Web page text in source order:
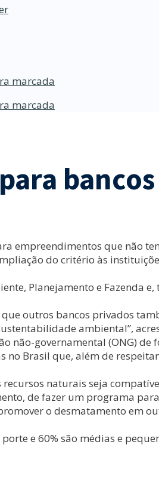
marcada
marcada
empreendimentos que não
do critério às
Planejamento e Fazenda
outros bancos privados
ambiental”,
não-governamental (ONG)
Brasil que, além de
naturais seja
de fazer um programa
o desmatamento em
e 60% são médias e